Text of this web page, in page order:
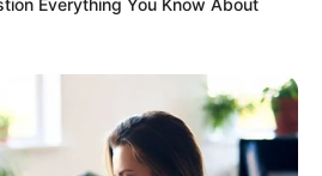
Everything You Know About